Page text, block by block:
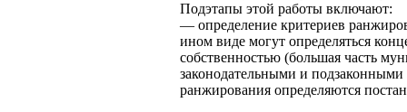
Подэтапы этой работы включают:
— определение критериев
ином виде могут определяться
собственностью (большая часть
законодательными и
ранжирования определяются